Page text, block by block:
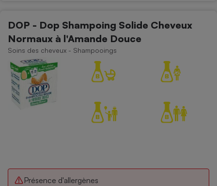
DOP - Dop Shampoing Solide Cheveux
Normaux à l'Amande Douce
Soins des cheveux - Shampooings
Présence d'allergènes